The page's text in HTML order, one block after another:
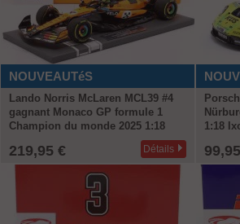
NOUVEAUTéS
Lando Norris McLaren MCL39 #4
gagnant Monaco GP formule 1
Champion du monde 2025 1:18
219,95 € Détails
1:18